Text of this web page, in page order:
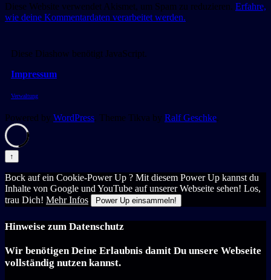
Diese Website verwendet Akismet, um Spam zu reduzieren. Erfahre,
wie deine Kommentardaten verarbeitet werden.
Diese Diashow benötigt JavaScript.
Impressum
Verwaltung
Powered by WordPress. Theme Tikva by Ralf Geschke.
↑
Bock auf ein Cookie-Power Up ? Mit diesem Power Up kannst du
Inhalte von Google und YouTube auf unserer Webseite sehen! Los,
trau Dich! Mehr Infos Power Up einsammeln!
Hinweise zum Datenschutz
Wir benötigen Deine Erlaubnis damit Du unsere Webseite
vollständig nutzen kannst.